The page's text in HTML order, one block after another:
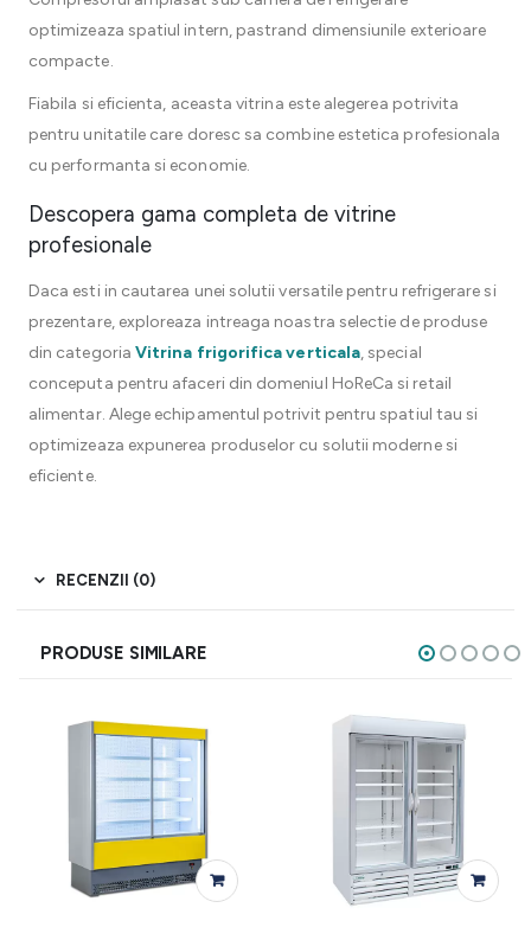
optimizeaza spatiul intern, pastrand dimensiunile exterioare
compacte.
Fiabila si eficienta, aceasta vitrina este alegerea potrivita
pentru unitatile care doresc sa combine estetica profesionala
cu performanta si economie.
Descopera gama completa de vitrine
profesionale
Daca esti in cautarea unei solutii versatile pentru refrigerare si
prezentare, exploreaza intreaga noastra selectie de produse
din categoria Vitrina frigorifica verticala, special
conceputa pentru afaceri din domeniul HoReCa si retail
alimentar. Alege echipamentul potrivit pentru spatiul tau si
optimizeaza expunerea produselor cu solutii moderne si
eficiente.
RECENZII (0)
PRODUSE SIMILARE